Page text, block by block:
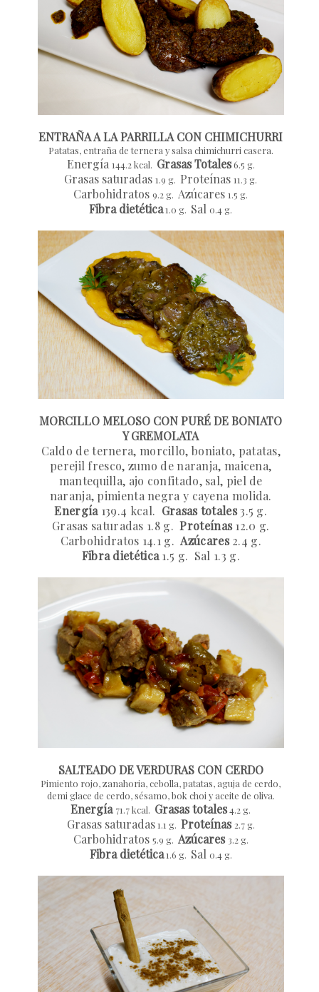
ENTRAÑA A LA PARRILLA CON CHIMICHURRI
Patatas, entraña de ternera y salsa chimichurri casera.
Energía 144.2 kcal. Grasas Totales6.5 g.
Grasas saturadas1.9 g. Proteínas11.3 g.
Carbohidratos9.2 g. Azúcares1.5 g.
Fibra dietética1.0 g. Sal0.4 g.
MORCILLO MELOSO CON PURÉ DE BONIATO
Y GREMOLATA
Caldo de ternera, morcillo, boniato, patatas,
perejil fresco, zumo de naranja, maicena,
mantequilla, ajo confitado, sal, piel de
naranja, pimienta negra y cayena molida.
Energía 139.4 kcal. Grasas totales3.5 g.
Grasas saturadas 1.8 g.Proteínas12.0 g.
Carbohidratos 14.1 g.Azúcares2.4 g.
Fibra dietética1.5 g. Sal 1.3 g.
SALTEADO DE VERDURAS CON CERDO
Pimiento rojo, zanahoria, cebolla, patatas, aguja de cerdo,
demi glace de cerdo, sésamo, bok choi y aceite de oliva.
Energía 71.7 kcal. Grasas totales4.2 g.
Grasas saturadas1.1 g. Proteínas 2.7 g.
Carbohidratos 5.9 g. Azúcares 3.2 g.
Fibra dietética1.6 g. Sal 0.4 g.